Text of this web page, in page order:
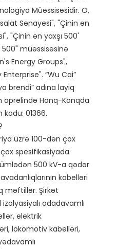
Müəssisəsidir. O,
Sənayesi", "Çinin ən
"Çinin ən yaxşı 500'
500" müəssisəsinə
Energy Groups",
“Wu Cai”
brendi” adına layiq
aprelində Honq-Konqda
kodu: 01366.
üzrə 100-dən çox
spesifikasiyada
500 kV-a qədər
kabelləri
məftillər. Şirkət
odadavamlı
elektrik
lokomotiv kabelləri,